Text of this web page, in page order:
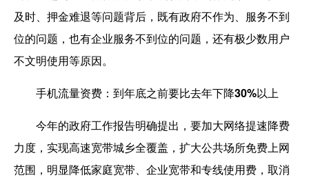
及时、押金难退等问题背后，既有政府不作为、服务不到
位的问题，也有企业服务不到位的问题，还有极少数用户
不文明使用等原因。
手机流量资费：到年底之前要比去年下降30%以上
今年的政府工作报告明确提出，要加大网络提速降费
力度，实现高速宽带城乡全覆盖，扩大公共场所免费上网
范围，明显降低家庭宽带、企业宽带和专线使用费，取消